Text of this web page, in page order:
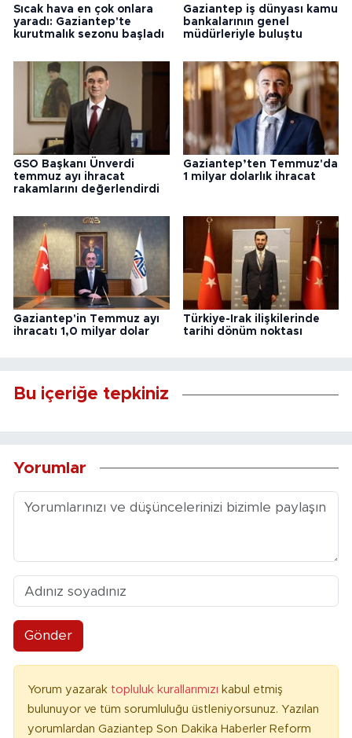
Sıcak hava en çok onlara
yaradı: Gaziantep'te
kurutmalık sezonu başladı
Gaziantep iş dünyası kamu
bankalarının genel
müdürleriyle buluştu
GSO Başkanı Ünverdi
temmuz ayı ihracat
rakamlarını değerlendirdi
Gaziantep’ten Temmuz'da
1 milyar dolarlık ihracat
Gaziantep'in Temmuz ayı
ihracatı 1,0 milyar dolar
Türkiye-Irak ilişkilerinde
tarihi dönüm noktası
Bu içeriğe tepkiniz
Yorumlar
Gönder
Yorum yazarak topluluk kurallarımızı kabul etmiş
bulunuyor ve tüm sorumluluğu üstleniyorsunuz. Yazılan
yorumlardan Gaziantep Son Dakika Haberler Reform